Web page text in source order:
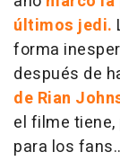
últimos jedi.
forma
después de
de Rian
el filme
para los